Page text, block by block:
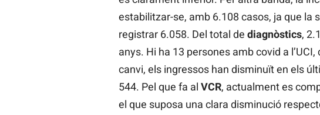
estabilitzar-se, amb 6.108 casos, ja que la
registrar 6.058. Del total de diagnòstics,
anys. Hi ha 13 persones amb covid a
canvi, els ingressos han disminuït en els
544. Pel que fa al VCR, actualment es
el que suposa una clara disminució